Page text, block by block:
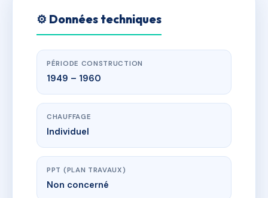
⚙️ Données techniques
PÉRIODE CONSTRUCTION
1949 – 1960
CHAUFFAGE
Individuel
PPT (PLAN TRAVAUX)
Non concerné